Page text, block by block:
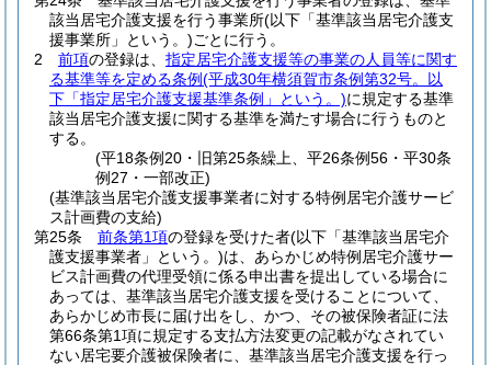
該当居宅介護支援を行う事業所(以下「基準該当居宅介護支
援事業所」という。)ごとに行う。
2
前項の登録は、 指定居宅介護支援等の事業の人員等に関す
る基準等を定める条例(平成30年横須賀市条例第32号。以
下「指定居宅介護支援基準条例」という。)に規定する基準
該当居宅介護支援に関する基準を満たす場合に行うものと
する。
(平18条例20・旧第25条繰上、平26条例56・平30条
例27・一部改正)
(基準該当居宅介護支援事業者に対する特例居宅介護サービ
ス計画費の支給)
第25条
前条第1項の登録を受けた者(以下「基準該当居宅介
護支援事業者」という。)は、あらかじめ特例居宅介護サー
ビス計画費の代理受領に係る申出書を提出している場合に
あっては、基準該当居宅介護支援を受けることについて、
あらかじめ市長に届け出をし、かつ、その被保険者証に法
第66条第1項に規定する支払方法変更の記載がなされてい
ない居宅要介護被保険者に、基準該当居宅介護支援を行っ